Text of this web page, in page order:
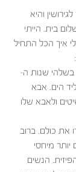
והיא
בית. הייתי
איך הכל התחיל
שנות ה-
הים. אבא
ולאבא שלו
את כולם. ברוב
יותר מיחסי
הנשים